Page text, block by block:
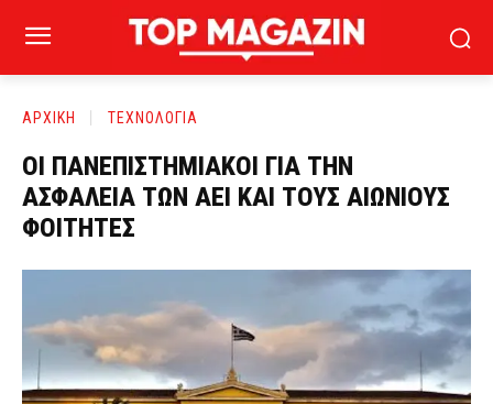
ΑΡΧΙΚΗ ΤΕΧΝΟΛΟΓΙΑ
ΟΙ ΠΑΝΕΠΙΣΤΗΜΙΑΚΟΙ ΓΙΑ ΤΗΝ
ΑΣΦΑΛΕΙΑ ΤΩΝ ΑΕΙ ΚΑΙ ΤΟΥΣ ΑΙΩΝΙΟΥΣ
ΦΟΙΤΗΤΕΣ